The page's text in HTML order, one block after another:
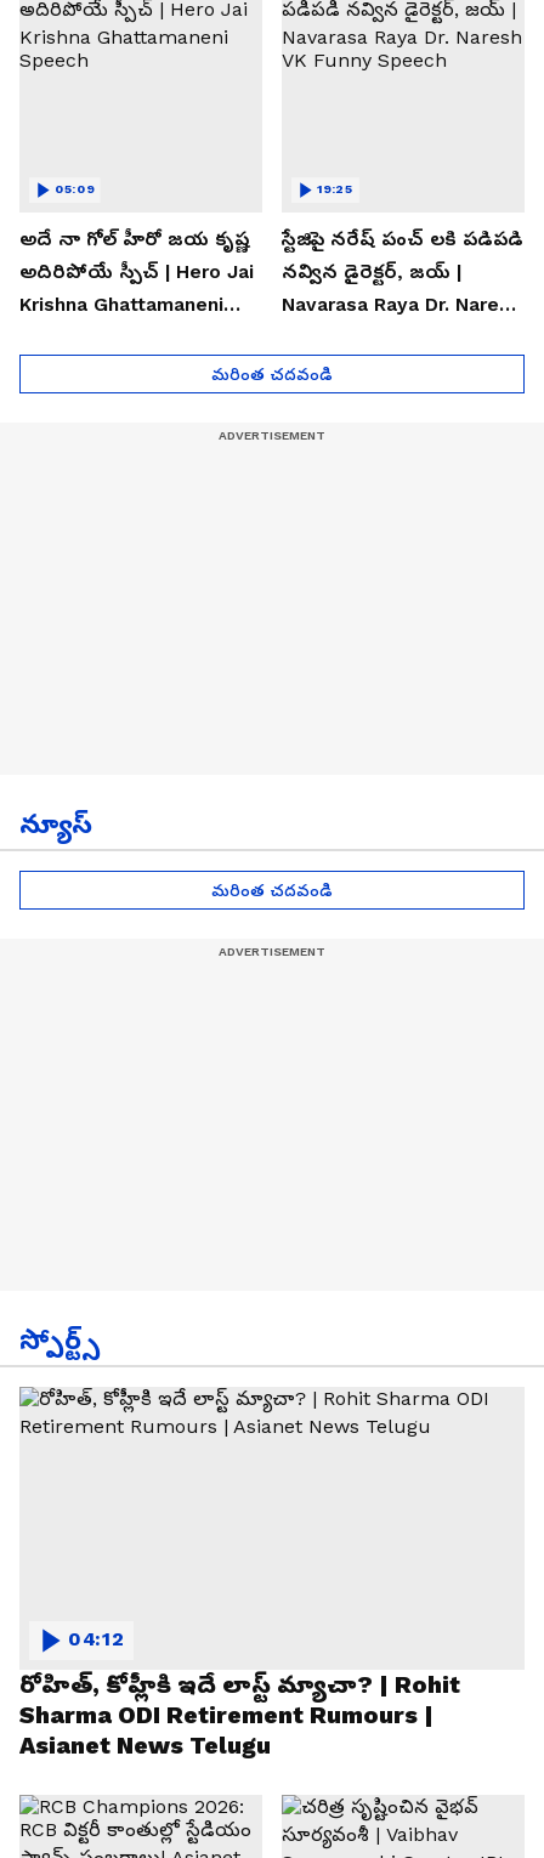
అదే నా గోల్ హీరో జయ కృష్ణ
అదిరిపోయే స్పీచ్ | Hero Jai
Krishna Ghattamaneni
05:09
స్టేజిపై నరేష్ పంచ్ లకి పడిపడి
నవ్విన డైరెక్టర్, జయ్ |
Navarasa Raya Dr. Naresh
19:25
మరింత చదవండి
న్యూస్
మరింత చదవండి
స్పోర్ట్స్
రోహిత్, కోహ్లీకి ఇదే లాస్ట్ మ్యాచా? | Rohit
Sharma ODI Retirement Rumours |
Asianet News Telugu
04:12